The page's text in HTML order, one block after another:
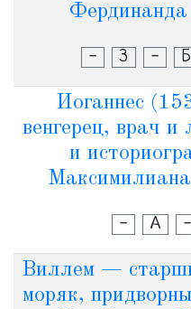
Фердинанда
- З - Б
Иоганнес
венгерец, врач и
и
- А -
Виллем —
моряк,